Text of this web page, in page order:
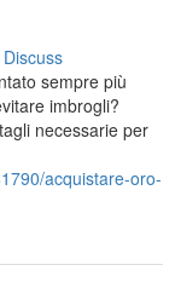
Discuss
sempre più
imbrogli?
necessarie per
acquistare-oro-